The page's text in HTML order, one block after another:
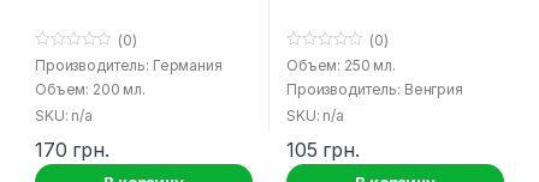
0
o
u
o
5
(0)
Производитель: Германия
Объем: 200 мл.
SKU: n/a
170 грн.
0
o
u
o
5
(0)
Объем: 250 мл.
Производитель: Венгрия
SKU: n/a
105 грн.